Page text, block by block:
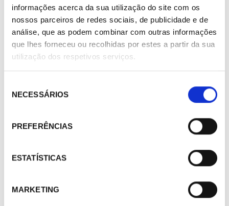
informações acerca da sua utilização do site com os
nossos parceiros de redes sociais, de publicidade e de
análise, que as podem combinar com outras informações
que lhes forneceu ou recolhidas por estes a partir da sua
utilização dos respetivos serviços.
NECESSÁRIOS
PREFERÊNCIAS
ESTATÍSTICAS
MARKETING